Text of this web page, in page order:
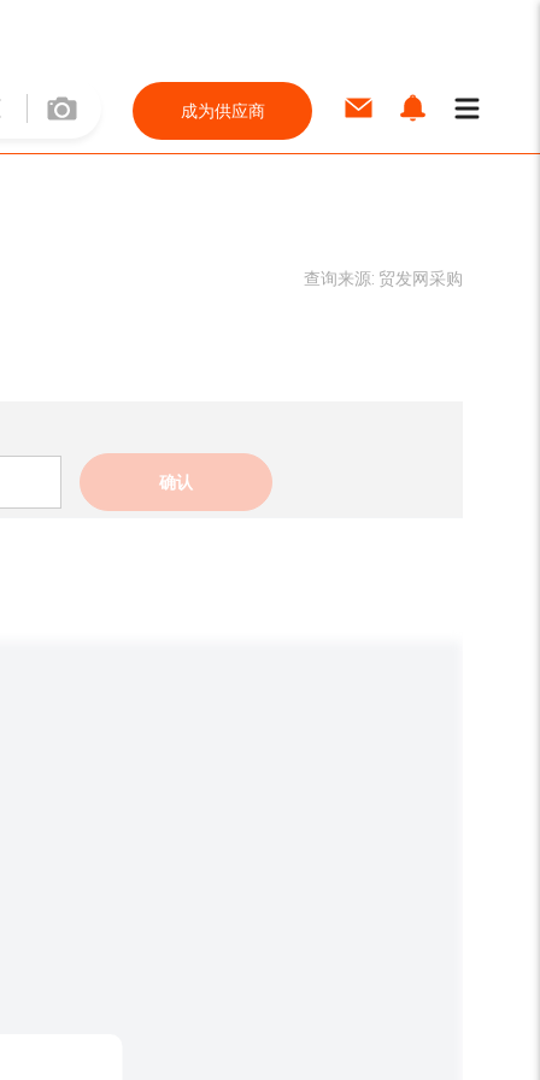
成为供应商
查询来源: 贸发网采购
确认